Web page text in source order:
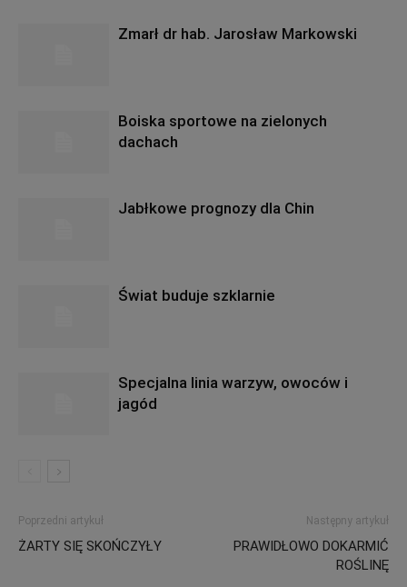
Zmarł dr hab. Jarosław Markowski
Boiska sportowe na zielonych
dachach
Jabłkowe prognozy dla Chin
Świat buduje szklarnie
Specjalna linia warzyw, owoców i
jagód
Poprzedni artykuł
ŻARTY SIĘ SKOŃCZYŁY
Następny artykuł
PRAWIDŁOWO DOKARMIĆ
ROŚLINĘ